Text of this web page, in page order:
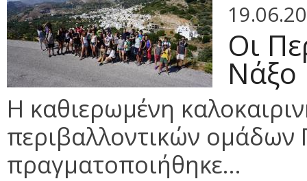
Οι
Νάξο
Η καθιερωμένη
περιβαλλοντικών ομάδων
πραγματοποιήθηκε...